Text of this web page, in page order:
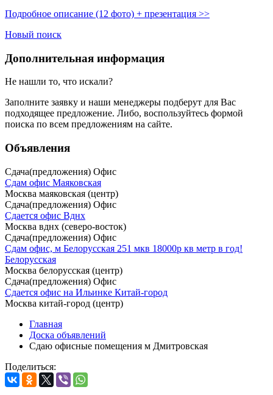
Подробное описание (12 фото) + презентация >>
Новый поиск
Дополнительная информация
Не нашли то, что искали?
Заполните заявку и наши менеджеры подберут для Вас
подходящее предложение. Либо, воспользуйтесь формой
поиска по всем предложениям на сайте.
Объявления
Сдача(предложения) Офис
Сдам офис Маяковская
Москва маяковская (центр)
Сдача(предложения) Офис
Сдается офис Вднх
Москва вднх (северо-восток)
Сдача(предложения) Офис
Сдам офис, м Белорусская 251 мкв 18000р кв метр в год!
Белорусская
Москва белорусская (центр)
Сдача(предложения) Офис
Сдается офис на Ильинке Китай-город
Москва китай-город (центр)
Главная
Доска объявлений
Сдаю офисные помещения м Дмитровская
Поделиться: